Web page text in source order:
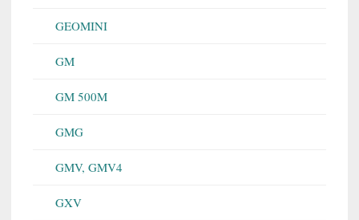
GEOMINI
GM
GM 500M
GMG
GMV, GMV4
GXV